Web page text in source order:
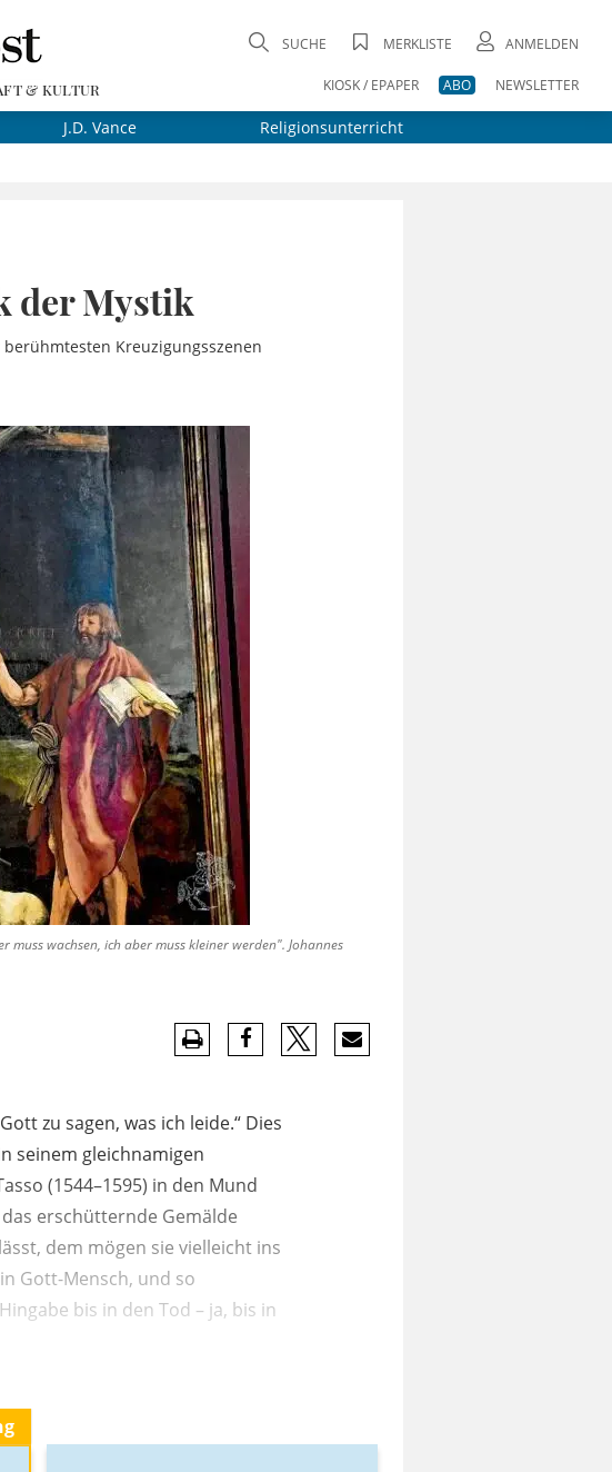
& KULTUR
SUCHE MERKLISTE ANMELDEN
KIOSK / EPAPER ABO NEWSLETTER
J.D. Vance Religionsunterricht
der Mystik
Kreuzigungsszenen
muss wachsen, ich aber muss kleiner werden". Johannes
zu sagen, was ich leide.“ Dies
seinem gleichnamigen
(1544–1595) in den Mund
erschütternde Gemälde
dem mögen sie vielleicht ins
Gott-Mensch, und so
bis in den Tod – ja, bis in